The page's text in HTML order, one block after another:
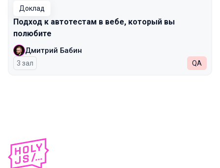
Доклад
Подход к автотестам в вебе, который вы
полюбите
Дмитрий Бабин
3 зал QA